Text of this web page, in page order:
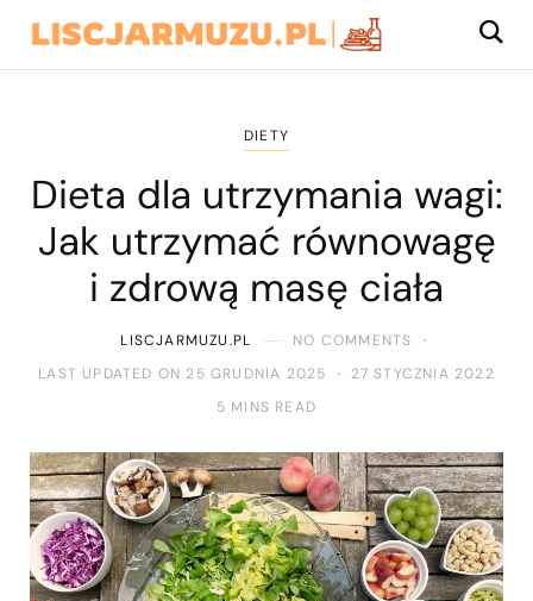
DIETY
Dieta dla utrzymania wagi:
Jak utrzymać równowagę
i zdrową masę ciała
LISCJARMUZU.PL
NO COMMENTS
LAST UPDATED ON 25 GRUDNIA 2025
27 STYCZNIA 2022
5 MINS READ